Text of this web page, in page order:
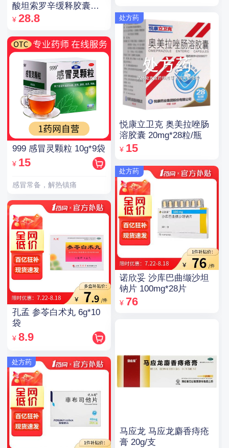
酸坦索罗辛缓释胶囊
0.2mg*14粒
¥ 28.8
999 感冒灵颗粒 10g*9袋
¥ 15
感冒常备，解热镇痛
孔孟 参苓白术丸 6g*10
袋
¥ 8.9
处方药
处方药
悦康立卫克 奥美拉唑肠
溶胶囊 20mg*28粒/瓶
¥ 15
处方药
诺欣妥 沙库巴曲缬沙坦
钠片 100mg*28片
¥ 76
马应龙 马应龙麝香痔疮
膏 20g/支